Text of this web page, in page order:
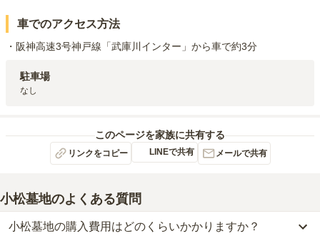
車でのアクセス方法
・阪神高速3号神戸線「武庫川インター」から車で約3分
駐車場
なし
このページを家族に共有する
リンクをコピー LINEで共有 メールで共有
小松墓地のよくある質問
小松墓地の購入費用はどのくらいかかりますか？